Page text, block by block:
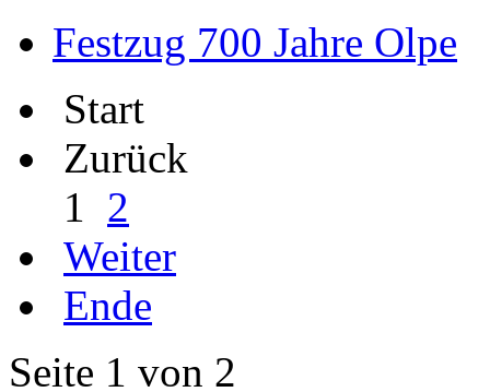
Festzug 700 Jahre Olpe
Start
Zurück
1
2
Weiter
Ende
Seite 1 von 2